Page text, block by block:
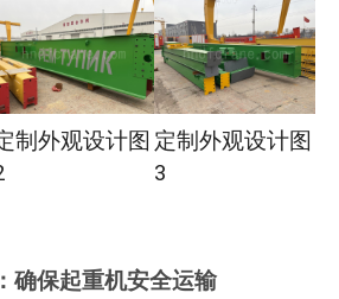
制外观设计图定制外观设计图
3
确保起重机安全运输